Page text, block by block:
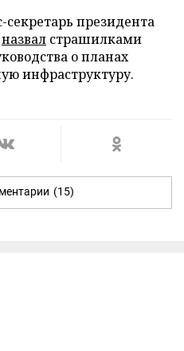
президента
назвал страшилками
о планах
инфраструктуру.
(15)